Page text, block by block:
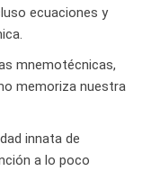
ecuaciones y
mnemotécnicas,
memoriza nuestra
innata de
a lo poco